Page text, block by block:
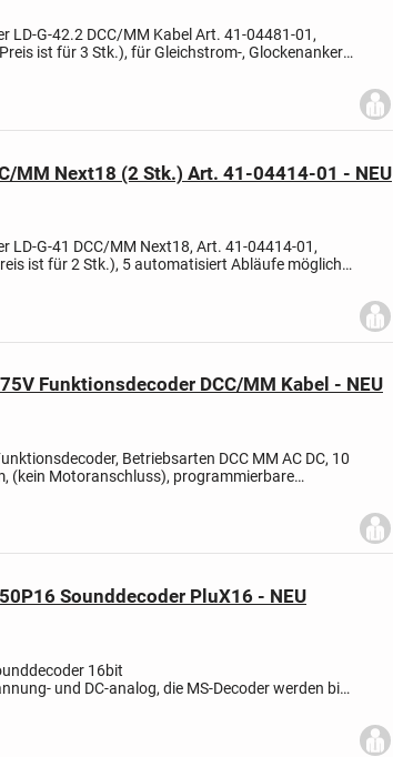
LD-G-42.2 DCC/MM Kabel Art. 41-04481-01,
ist für 3 Stk.), für Gleichstrom-, Glockenanker-
(Wechselspa...
MM Next18 (2 Stk.) Art. 41-04414-01 - NEU
LD-G-41 DCC/MM Next18, Art. 41-04414-01,
ist für 2 Stk.), 5 automatisiert Abläufe möglich,
(DC) mit...
Funktionsdecoder DCC/MM Kabel - NEU
Betriebsarten DCC MM AC DC, 10
(kein Motoranschluss), programmierbare
ungestörter Betrieb bei kurzen...
Sounddecoder PluX16 - NEU
16bit
und DC-analog, die MS-Decoder werden bis
Sound Collection ausgeliefert, welche Sound-